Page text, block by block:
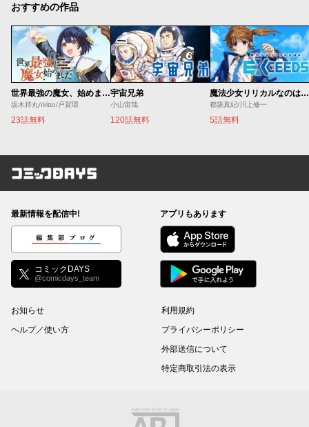
おすすめの作品
世界最強の魔女、始めました ～私だけ『攻略サイト』を見れる世界で自由に生きます～
坂木持丸/riritto/戸賀環
23話無料
宇宙兄弟
小山宙哉
120話無料
魔法少女リリカルなのは EXCEEDS
都築真紀/川上修一
5話無料
コミックDAYS
最新情報を配信中!
編集部ブログ
コミックDAYS
@comicdays_team
アプリもあります
お知らせ
ヘルプ／使い方
利用規約
プライバシーポリシー
外部送信について
特定商取引法の表示